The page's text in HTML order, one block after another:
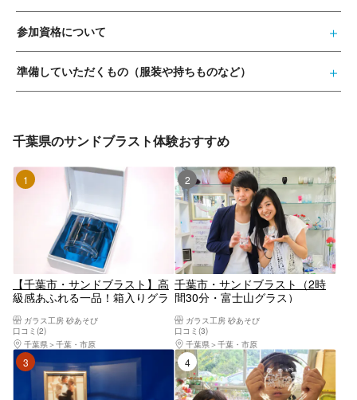
参加資格について
準備していただくもの（服装や持ちものなど）
千葉県のサンドブラスト体験おすすめ
1位
【千葉市・サンドブラスト】高
級感あふれる一品！箱入りグラ
ガラス工房 砂あそび
口コミ(2)
千葉県
千葉・市原
2位
千葉市・サンドブラスト（2時
間30分・富士山グラス）
ガラス工房 砂あそび
口コミ(3)
千葉県
千葉・市原
3位 4位